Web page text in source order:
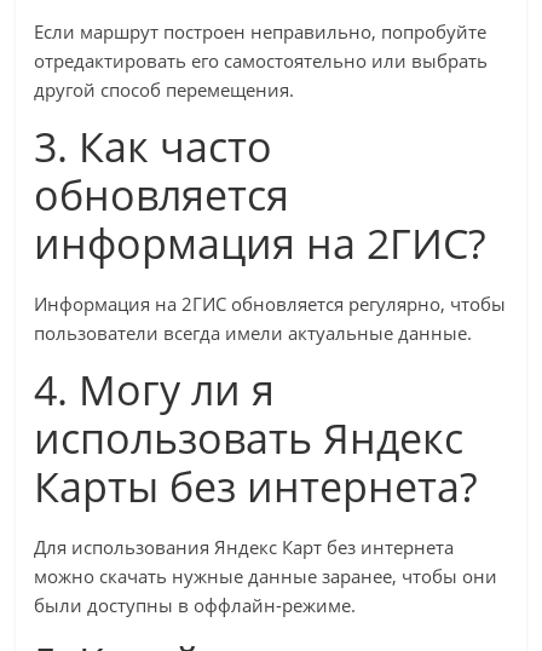
Если маршрут построен неправильно, попробуйте
отредактировать его самостоятельно или выбрать
другой способ перемещения.
3. Как часто
обновляется
информация на 2ГИС?
Информация на 2ГИС обновляется регулярно, чтобы
пользователи всегда имели актуальные данные.
4. Могу ли я
использовать Яндекс
Карты без интернета?
Для использования Яндекс Карт без интернета
можно скачать нужные данные заранее, чтобы они
были доступны в оффлайн-режиме.